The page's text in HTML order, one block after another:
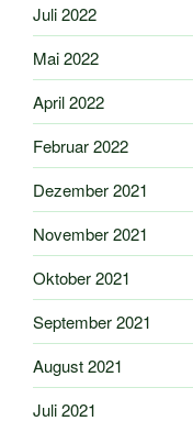
Juli 2022
Mai 2022
April 2022
Februar 2022
Dezember 2021
November 2021
Oktober 2021
September 2021
August 2021
Juli 2021